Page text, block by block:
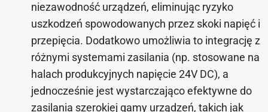
niezawodność urządzeń, eliminując ryzyko
uszkodzeń spowodowanych przez skoki napięć i
przepięcia. Dodatkowo umożliwia to integrację z
różnymi systemami zasilania (np. stosowane na
halach produkcyjnych napięcie 24V DC), a
jednocześnie jest wystarczająco efektywne do
zasilania szerokiej gamy urządzeń, takich jak